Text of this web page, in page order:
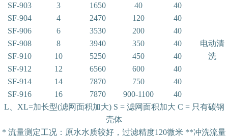
SF-903
3 1650 40 40
电动清
洗
SF-904 4 2470 120
40
SF-906
6 3530 200
40
SF-908
8 3940 350
40
SF-910
10 5250 450
40
SF-912
12 6560 600
40
SF-914
14 7870 750
40
SF-916
16 7870 900-1100
40
L、XL=加长型(滤网面积加大) S = 滤网面积加大 C = 只有碳钢
壳体
* 流量测定工况：原水水质较好，过滤精度120微米 **冲洗流量